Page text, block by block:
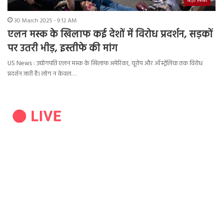
30 March 2025 - 9:12 AM
एलन मस्क के खिलाफ कई देशों में विरोध प्रदर्शन, सड़कों
पर उतरी भीड़, इस्तीफे की मांग
US News : उद्योगपति एलन मस्क के खिलाफ अमेरिका, यूरोप और ऑस्ट्रेलिया तक विरोध
प्रदर्शन जारी है। लोग न केवल…